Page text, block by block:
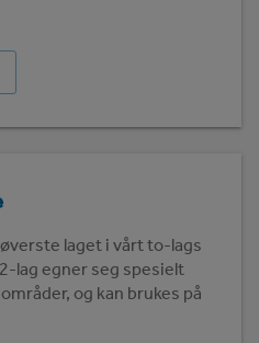
laget i vårt to-lags
lag egner seg spesielt
og kan brukes på